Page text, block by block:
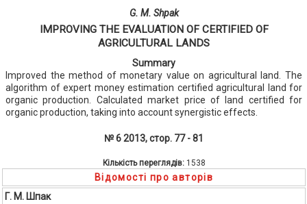
G. M. Shpak
IMPROVING THE EVALUATION OF CERTIFIED OF
AGRICULTURAL LANDS
Summary
Improved the method of monetary value on agricultural land. The
algorithm of expert money estimation certified agricultural land for
organic production. Calculated market price of land certified for
organic production, taking into account synergistic effects.
№ 6 2013, стор. 77 - 81
Кількість переглядів: 1538
Відомості про авторів
Г. М. Шпак